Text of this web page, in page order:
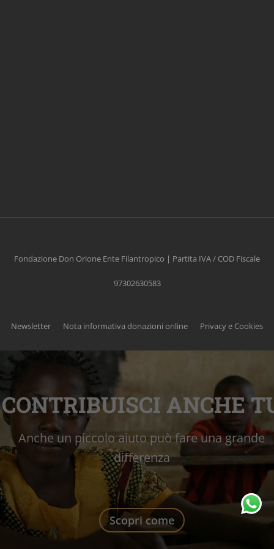
Fondazione Don Orione Ente Filantropico | Partita IVA / COD Fiscale
97302630583
Newsletter Nota informativa donazioni online Privacy e Cookies
CONTRIBUISCI ANCHE
Anche un piccolo aiuto può fare una grande
differenza
Scopri come